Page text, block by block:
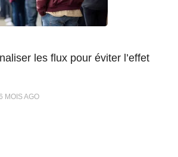
les flux pour éviter l’effet
MOISAGO